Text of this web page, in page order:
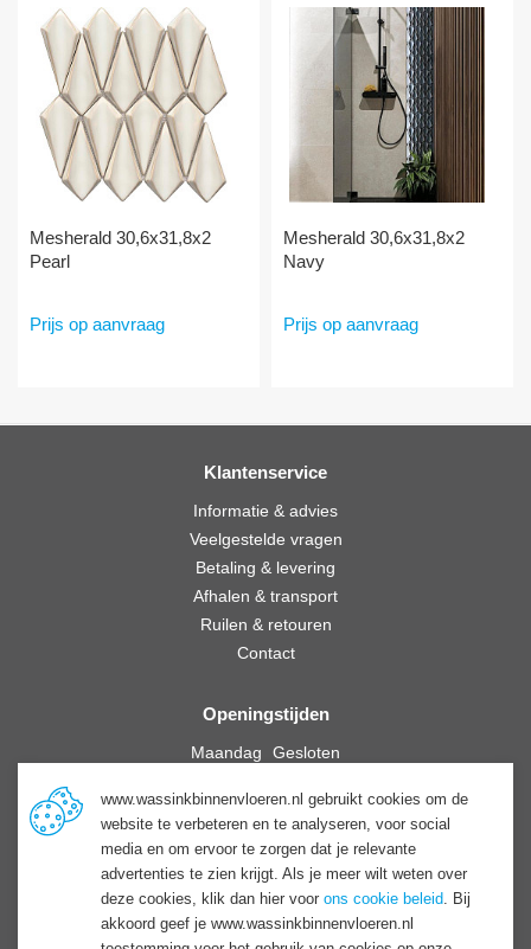
Mesherald 30,6x31,8x2
Pearl
Prijs op aanvraag
Mesherald 30,6x31,8x2
Navy
Prijs op aanvraag
Klantenservice
Informatie & advies
Veelgestelde vragen
Betaling & levering
Afhalen & transport
Ruilen & retouren
Contact
Openingstijden
Maandag
Gesloten
Woensdag
09:00 -17:30
-17:30
Vrijdag
09:00-
17:30
Zaterdag
09:00-16:00
Zondag Gesloten
www.wassinkbinnenvloeren.nl gebruikt cookies om de
website te verbeteren en te analyseren, voor social
media en om ervoor te zorgen dat je relevante
advertenties te zien krijgt. Als je meer wilt weten over
deze cookies, klik dan hier voor ons cookie beleid. Bij
akkoord geef je www.wassinkbinnenvloeren.nl